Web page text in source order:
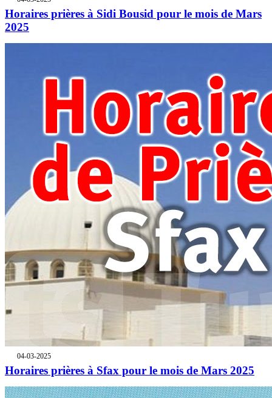
Horaires prières à Sidi Bousid pour le mois de Mars
2025
04-03-2025
Horaires prières à Sfax pour le mois de Mars 2025